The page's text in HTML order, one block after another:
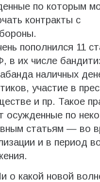
по которым
контракты с
пополнился 11
в их числе
наличных
участие в
и пр. Такое
осужденные по
статьям — во
и в период
о какой новой